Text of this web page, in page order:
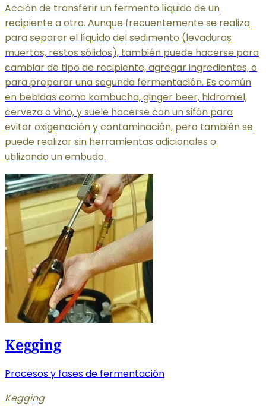
Acción de transferir un fermento líquido de un
recipiente a otro. Aunque frecuentemente se realiza
para separar el líquido del sedimento (levaduras
muertas, restos sólidos), también puede hacerse para
cambiar de tipo de recipiente, agregar ingredientes, o
para preparar una segunda fermentación. Es común
en bebidas como kombucha, ginger beer, hidromiel,
cerveza o vino, y suele hacerse con un sifón para
evitar oxigenación y contaminación, pero también se
puede realizar sin herramientas adicionales o
utilizando un embudo.
Kegging
Procesos y fases de fermentación
Kegging